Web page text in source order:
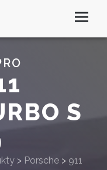
S
> Porsche > 911